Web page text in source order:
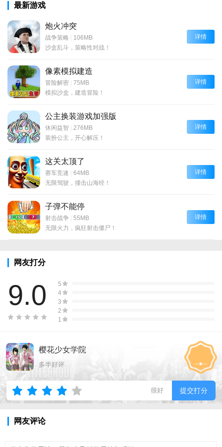
最新游戏
炮火冲突
战争策略 | 106MB
沙盒乱斗，策略性对战！
详情
像素模拟建造
冒险解密 | 75MB
模拟沙盒，建造冒险！
详情
公主换装游戏加强版
休闲益智 | 276MB
装扮公主，开心解压！
详情
这关太顶了
赛车竞速 | 64MB
无限驾驶，撞击山海经！
详情
子弹不能停
射击战争 | 55MB
无限火力，疯狂射击僵尸！
详情
网友打分
9.0
5
4
3
2
1
樱花少女学院
多半好评
很好 提交打分
网友评论